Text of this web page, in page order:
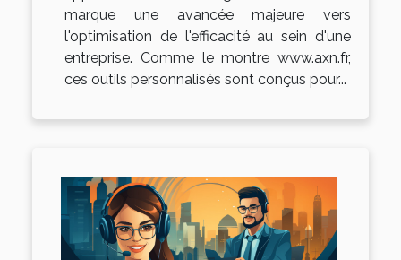
marque une avancée majeure vers
l'optimisation de l'efficacité au sein d'une
entreprise. Comme le montre www.axn.fr,
ces outils personnalisés sont conçus pour...